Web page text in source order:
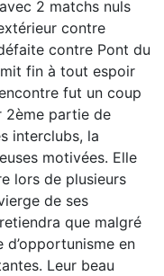
2 matchs nuls
contre
contre Pont du
fin à tout espoir
fut un coup
2ème partie de
interclubs, la
motivées. Elle
lors de plusieurs
de ses
que malgré
en
Leur beau